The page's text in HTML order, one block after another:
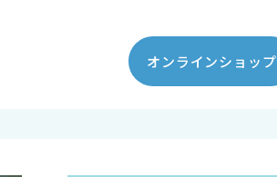
オンラインショップ